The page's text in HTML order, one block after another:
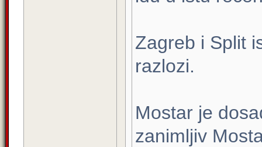
Zagreb i Split
razlozi.
Mostar je
zanimljiv